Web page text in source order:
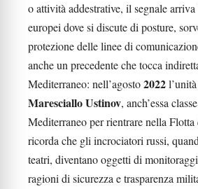
o attività addestrative, il segnale
europei dove si discute di posture,
protezione delle linee di
anche un precedente che tocca
Mediterraneo: nell’agosto2022
Maresciallo Ustinov, anch’essa
Mediterraneo per rientrare nella
ricorda che gli incrociatori russi,
teatri, diventano oggetti di
ragioni di sicurezza e trasparenza